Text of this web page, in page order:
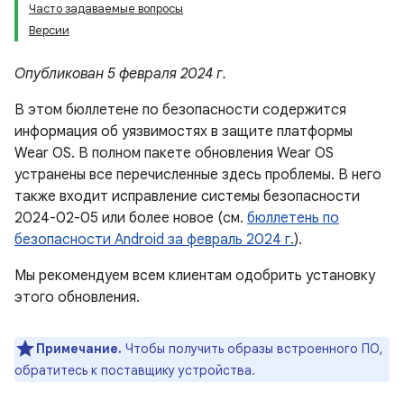
Часто задаваемые вопросы
Версии
Опубликован 5 февраля 2024 г.
В этом бюллетене по безопасности содержится
информация об уязвимостях в защите платформы
Wear OS. В полном пакете обновления Wear OS
устранены все перечисленные здесь проблемы. В него
также входит исправление системы безопасности
2024-02-05 или более новое (см. бюллетень по
безопасности Android за февраль 2024 г.).
Мы рекомендуем всем клиентам одобрить установку
этого обновления.
Примечание. Чтобы получить образы встроенного ПО,
обратитесь к поставщику устройства.